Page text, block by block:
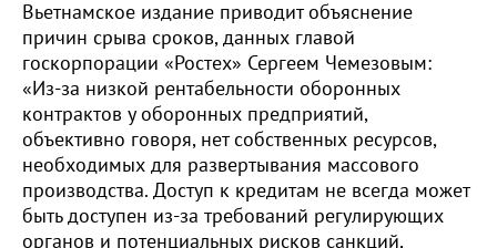
Вьетнамское издание приводит объяснение
причин срыва сроков, данных главой
госкорпорации «Ростех» Сергеем Чемезовым:
«Из-за низкой рентабельности оборонных
контрактов у оборонных предприятий,
объективно говоря, нет собственных ресурсов,
необходимых для развертывания массового
производства. Доступ к кредитам не всегда может
быть доступен из-за требований регулирующих
органов и потенциальных рисков санкций,